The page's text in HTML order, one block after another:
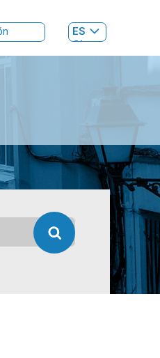
ES
GL